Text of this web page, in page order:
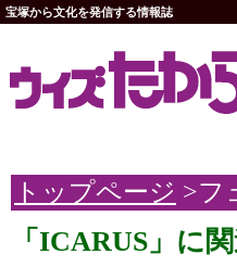
宝塚から文化を発信する情報誌
トップページ >フ
「ICARUS」に